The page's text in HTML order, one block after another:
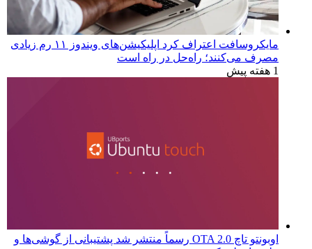
مایکروسافت اعتراف کرد اپلیکیشن‌های ویندوز ۱۱ رم زیادی
مصرف می‌کنند؛ راه‌حل در راه است
1 هفته پیش
اوبونتو تاچ OTA 2.0 رسماً منتشر شد پشتیبانی از گوشی‌ها و